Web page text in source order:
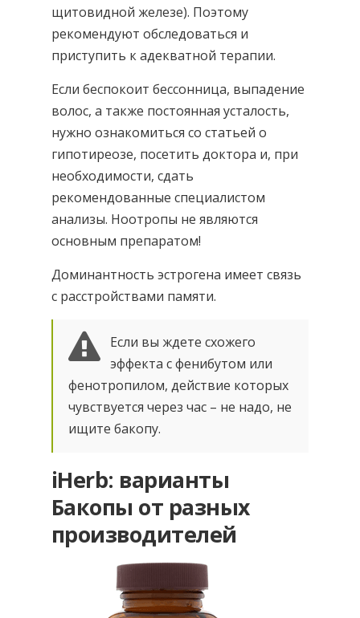
щитовидной железе). Поэтому
рекомендуют обследоваться и
приступить к адекватной терапии.
Если беспокоит бессонница, выпадение
волос, а также постоянная усталость,
нужно ознакомиться со статьей о
гипотиреозе, посетить доктора и, при
необходимости, сдать
рекомендованные специалистом
анализы. Ноотропы не являются
основным препаратом!
Доминантность эстрогена имеет связь
с расстройствами памяти.
Если вы ждете схожего
эффекта с фенибутом или
фенотропилом, действие которых
чувствуется через час – не надо, не
ищите бакопу.
iHerb: варианты
Бакопы от разных
производителей